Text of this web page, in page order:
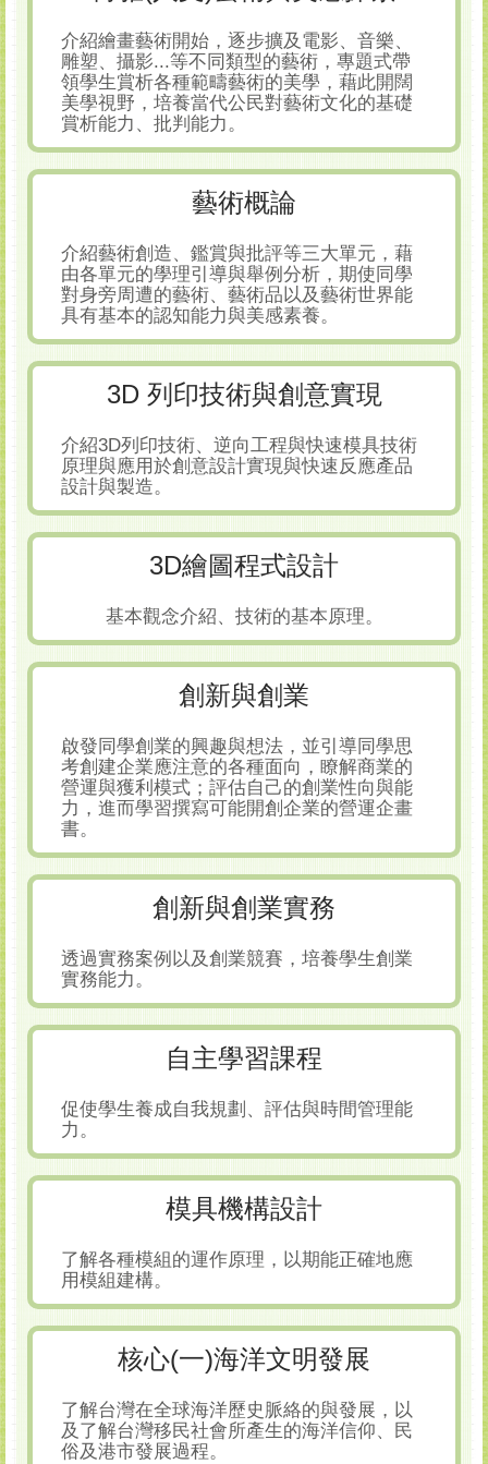
介紹繪畫藝術開始，逐步擴及電影、音樂、
雕塑、攝影...等不同類型的藝術，專題式帶
領學生賞析各種範疇藝術的美學，藉此開闊
美學視野，培養當代公民對藝術文化的基礎
賞析能力、批判能力。
藝術概論
介紹藝術創造、鑑賞與批評等三大單元，藉
由各單元的學理引導與舉例分析，期使同學
對身旁周遭的藝術、藝術品以及藝術世界能
具有基本的認知能力與美感素養。
3D 列印技術與創意實現
介紹3D列印技術、逆向工程與快速模具技術
原理與應用於創意設計實現與快速反應產品
設計與製造。
3D繪圖程式設計
基本觀念介紹、技術的基本原理。
創新與創業
啟發同學創業的興趣與想法，並引導同學思
考創建企業應注意的各種面向，瞭解商業的
營運與獲利模式；評估自己的創業性向與能
力，進而學習撰寫可能開創企業的營運企畫
書。
創新與創業實務
透過實務案例以及創業競賽，培養學生創業
實務能力。
自主學習課程
促使學生養成自我規劃、評估與時間管理能
力。
模具機構設計
了解各種模組的運作原理，以期能正確地應
用模組建構。
核心(一)海洋文明發展
了解台灣在全球海洋歷史脈絡的與發展，以
及了解台灣移民社會所產生的海洋信仰、民
俗及港市發展過程。